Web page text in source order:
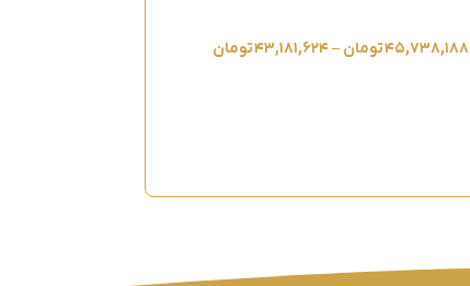
۴۵,۷۳۸,۱۸۸تومان – ۴۳,۱۸۱,۶۲۴تومان